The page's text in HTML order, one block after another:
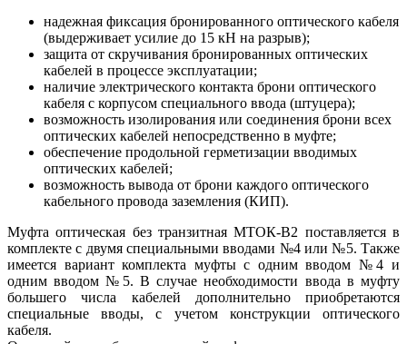
надежная фиксация бронированного оптического кабеля
(выдерживает усилие до 15 кН на разрыв);
защита от скручивания бронированных оптических
кабелей в процессе эксплуатации;
наличие электрического контакта брони оптического
кабеля с корпусом специального ввода (штуцера);
возможность изолирования или соединения брони всех
оптических кабелей непосредственно в муфте;
обеспечение продольной герметизации вводимых
оптических кабелей;
возможность вывода от брони каждого оптического
кабельного провода заземления (КИП).
Муфта оптическая без транзитная МТОК-В2 поставляется в
комплекте с двумя специальными вводами №4 или №5. Также
имеется вариант комплекта муфты с одним вводом №4 и
одним вводом №5. В случае необходимости ввода в муфту
большего числа кабелей дополнительно приобретаются
специальные вводы, с учетом конструкции оптического
кабеля.